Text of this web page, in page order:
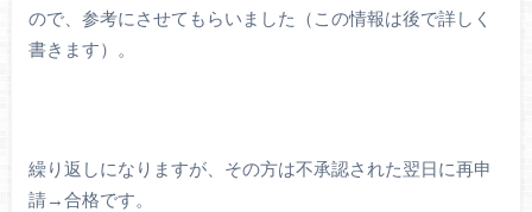
ので、参考にさせてもらいました（この情報は後で詳しく
書きます）。
繰り返しになりますが、その方は不承認された翌日に再申
請→合格です。